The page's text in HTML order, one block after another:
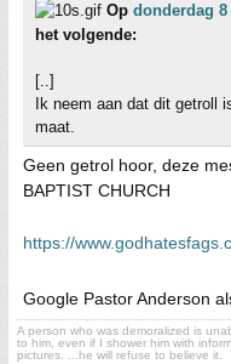
Op donderdag 8
het volgende:
[..]
Ik neem aan dat dit getroll
maat.
Geen getrol hoor, deze
BAPTIST CHURCH
https://
Google Pastor Anderson
A person who was demoralized is
to him, even if I shower him with
pictures. ...he will refuse to believe it.